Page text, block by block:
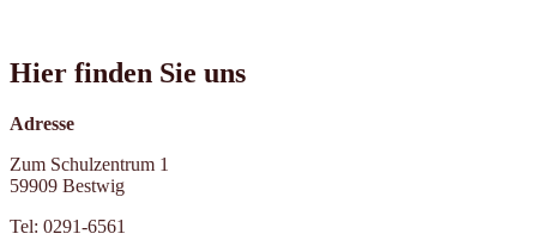
Hier finden Sie uns
Adresse
Zum Schulzentrum 1
59909 Bestwig
Tel: 0291-6561